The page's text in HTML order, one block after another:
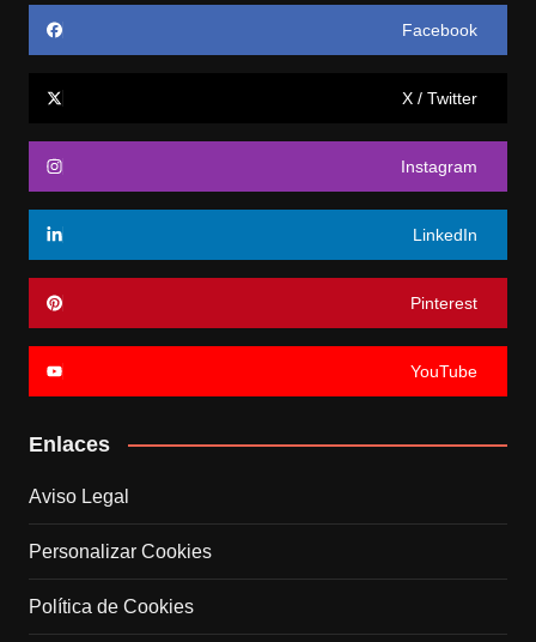
Facebook
X / Twitter
Instagram
LinkedIn
Pinterest
YouTube
Enlaces
Aviso Legal
Personalizar Cookies
Política de Cookies